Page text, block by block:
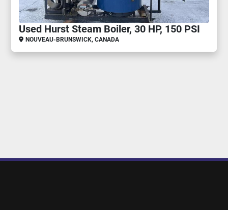
Used Hurst Steam Boiler, 30 HP, 150 PSI
NOUVEAU-BRUNSWICK, CANADA